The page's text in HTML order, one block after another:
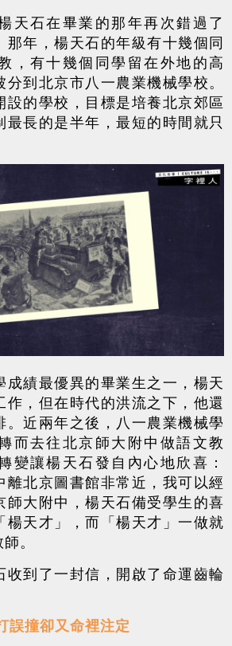
天石在畢業的那年再次錯過了
那年，楊天石的年級有十幾個同
，有十幾個同學留在外地的高
到北京市八一農業機械學校。
設的學校，目標是培養北京郊區
最長的是半年，最短的時間就只
成績最優異的畢業生之一，楊天
作，但在時代的洪流之下，他還
。近兩年之後，八一農業機械學
而去往北京師大附中做語文教
變讓楊天石發自內心地欣喜：
離北京圖書館非常近，我可以經
師大附中，楊天石備受學生的喜
楊天才」，而「楊天才」一做就
。
收到了一封信，開啟了命運齒輪
誤撞卻又命裡注定